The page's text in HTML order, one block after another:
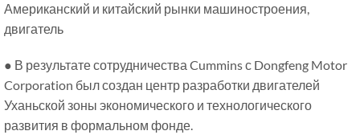
Американский и китайский рынки машиностроения,
двигатель
● В результате сотрудничества Cummins с Dongfeng Motor
Corporation был создан центр разработки двигателей
Уханьской зоны экономического и технологического
развития в формальном фонде.